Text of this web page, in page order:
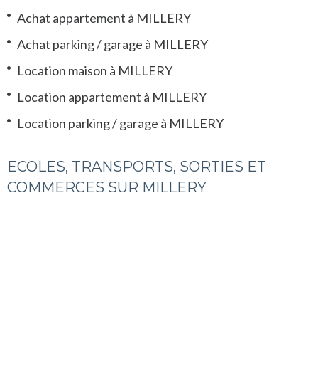
Achat appartement à MILLERY
Achat parking / garage à MILLERY
Location maison à MILLERY
Location appartement à MILLERY
Location parking / garage à MILLERY
ECOLES, TRANSPORTS, SORTIES ET
COMMERCES SUR MILLERY